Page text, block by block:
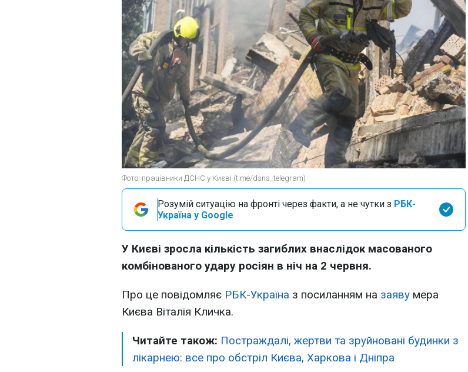
Фото: працівники ДСНС у Києві (t.me/dsns_telegram)
Розумій ситуацію на фронті через факти, а не чутки з РБК-
Україна у Google
У Києві зросла кількість загиблих внаслідок масованого
комбінованого удару росіян в ніч на 2 червня.
Про це повідомляє РБК-Україна з посиланням на заяву мера
Києва Віталія Кличка.
Читайте також: Постраждалі, жертви та зруйновані будинки з
лікарнею: все про обстріл Києва, Харкова і Дніпра